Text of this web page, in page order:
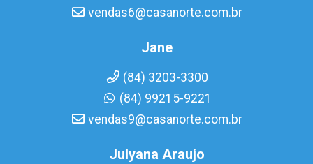
vendas6@casanorte.com.br
Jane
(84) 3203-3300
(84) 99215-9221
vendas9@casanorte.com.br
Julyana Araujo